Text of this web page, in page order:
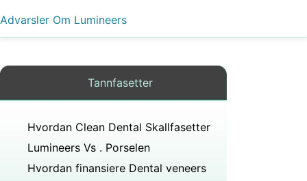
Advarsler Om Lumineers
Tannfasetter
Hvordan Clean Dental Skallfasetter
Lumineers Vs . Porselen
Hvordan finansiere Dental veneers